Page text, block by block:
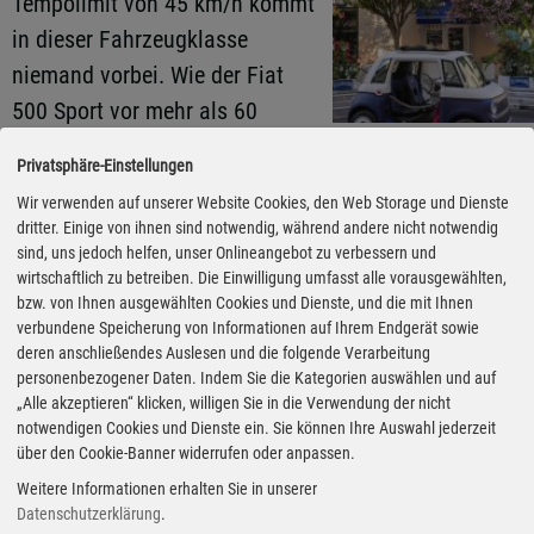
in dieser Fahrzeugklasse
niemand vorbei. Wie der Fiat
500 Sport vor mehr als 60
sportliche Topolino durch eine
farblich markierte Motorhaube
von den „zivilen Versionen“. Zur
Wahl stehen Weiß mit roten
Streifen, Blau mit weißen
Streifen, Gelb mit schwarzen
Streifen und Schwarz mit roten
Streifen. Außerdem besitzt der
Sport spezielle Zierleisten,
mattschwarze Felgen und Sport-
Privatsphäre-Einstellungen
Wir verwenden auf unserer Website Cookies, den Web Storage und Dienste
dritter. Einige von ihnen sind notwendig, während andere nicht notwendig
sind, uns jedoch helfen, unser Onlineangebot zu verbessern und
wirtschaftlich zu betreiben. Die Einwilligung umfasst alle vorausgewählten,
bzw. von Ihnen ausgewählten Cookies und Dienste, und die mit Ihnen
verbundene Speicherung von Informationen auf Ihrem Endgerät sowie
deren anschließendes Auslesen und die folgende Verarbeitung
personenbezogener Daten. Indem Sie die Kategorien auswählen und auf
„Alle akzeptieren“ klicken, willigen Sie in die Verwendung der nicht
notwendigen Cookies und Dienste ein. Sie können Ihre Auswahl jederzeit
über den Cookie-Banner widerrufen oder anpassen.
Weitere Informationen erhalten Sie in unserer
Datenschutzerklärung.